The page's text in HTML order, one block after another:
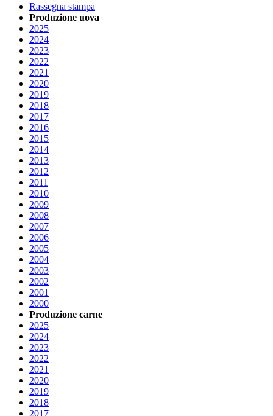
Rassegna stampa
Produzione uova
2025
2024
2023
2022
2021
2020
2019
2018
2017
2016
2015
2014
2013
2012
2011
2010
2009
2008
2007
2006
2005
2004
2003
2002
2001
2000
Produzione carne
2025
2024
2023
2022
2021
2020
2019
2018
2017